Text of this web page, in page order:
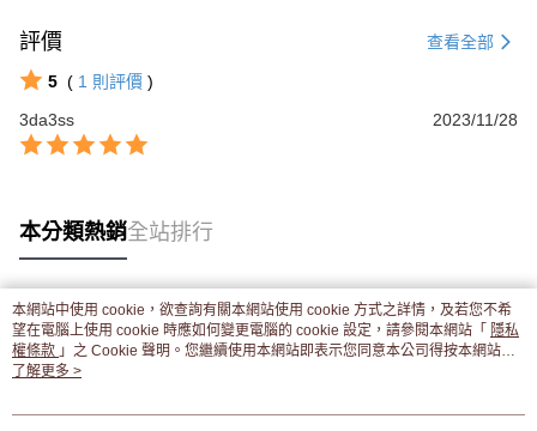
評價 查看全部
5 ( 1 則評價 )
3da3ss
2023/11/28
本分類熱銷全站排行
熱門標籤
本網站中使用 cookie，欲查詢有關本網站使用 cookie 方式之詳情，及若您不希
望在電腦上使用 cookie 時應如何變更電腦的 cookie 設定，請參閱本網站「 隱私
權條款 」之 Cookie 聲明。您繼續使用本網站即表示您同意本公司得按本網站使
用條款之 Cookie 聲明使用 cookie。
了解更多 >